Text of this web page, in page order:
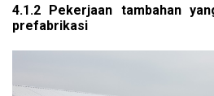
4.1.2 Pekerjaan tambahan
prefabrikasi